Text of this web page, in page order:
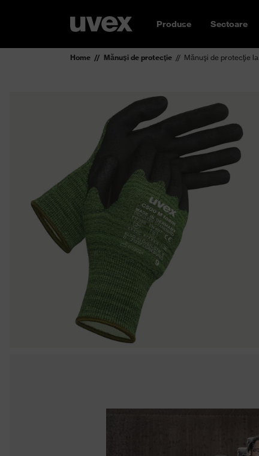
Produse Sectoare
Home Mănuşi de protecţie Mănuşi de protecţie